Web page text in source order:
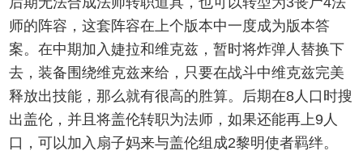
师的阵容，这套阵容在上个版本中一度成为版本答
案。在中期加入婕拉和维克兹，暂时将炸弹人替换下
去，装备围绕维克兹来给，只要在战斗中维克兹完美
释放出技能，那么就有很高的胜算。后期在8人口时搜
出盖伦，并且将盖伦转职为法师，如果还能再上9人
口，可以加入扇子妈来与盖伦组成2黎明使者羁绊。